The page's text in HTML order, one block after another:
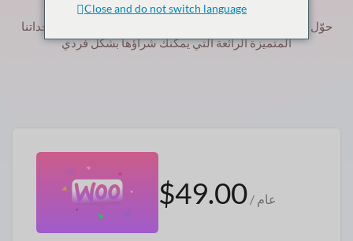
حوّل سوقك متعدد البائعين إلى موقع حجز أو مزاد باستخدام
وحداتنا
المتميزة الرائعة التي يمكنك شراؤها بشكل فردي
$49.00 / عام
Close and do not switch language